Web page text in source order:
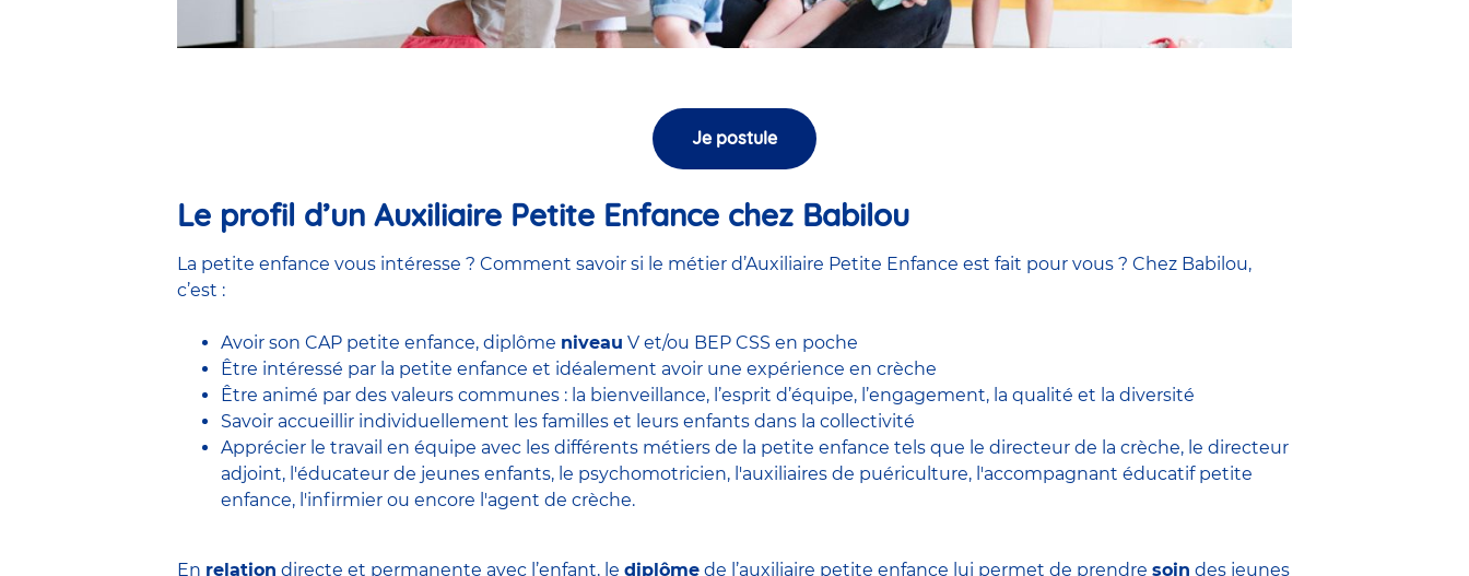
Je postule
Le profil d’un Auxiliaire Petite Enfance chez Babilou
La petite enfance vous intéresse ? Comment savoir si le métier d’Auxiliaire Petite Enfance est fait pour vous ? Chez Babilou,
c’est :
Avoir son CAP petite enfance, diplôme niveau V et/ou BEP CSS en poche
Être intéressé par la petite enfance et idéalement avoir une expérience en crèche
Être animé par des valeurs communes : la bienveillance, l’esprit d’équipe, l’engagement, la qualité et la diversité
Savoir accueillir individuellement les familles et leurs enfants dans la collectivité
Apprécier le travail en équipe avec les différents métiers de la petite enfance tels que le directeur de la crèche, le directeur
adjoint, l'éducateur de jeunes enfants, le psychomotricien, l'auxiliaires de puériculture, l'accompagnant éducatif petite
enfance, l'infirmier ou encore l'agent de crèche.
En relation directe et permanente avec l’enfant, le diplôme de l’auxiliaire petite enfance lui permet de prendre soin des jeunes